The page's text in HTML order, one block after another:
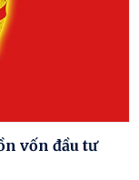
vốn đầu tư